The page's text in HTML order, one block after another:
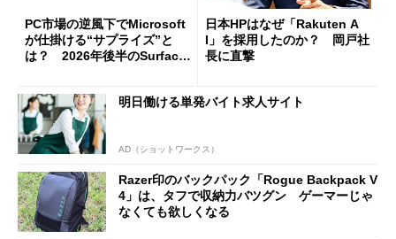
PC市場の逆風下でMicrosoft
が仕掛ける“サプライズ”と
は？ 2026年後半のSurface
日本HPはなぜ「Rakuten A
I」を採用したのか？ 岡戸社
長に直撃
明日働ける単発バイト求人サイト
AD（ショットワークス）
Razer印のバックパック「Rogue Backpack V
4」は、タフで収納力バツグン ゲーマーじゃ
なくても欲しくなる